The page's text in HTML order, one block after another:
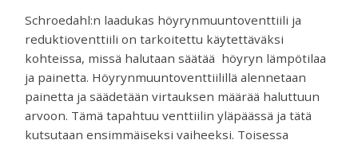
Schroedahl:n laadukas höyrynmuuntoventtiili ja
reduktioventtiili on tarkoitettu käytettäväksi
kohteissa, missä halutaan säätää höyryn lämpötilaa
ja painetta. Höyrynmuuntoventtiilillä alennetaan
painetta ja säädetään virtauksen määrää haluttuun
arvoon. Tämä tapahtuu venttiilin yläpäässä ja tätä
kutsutaan ensimmäiseksi vaiheeksi. Toisessa